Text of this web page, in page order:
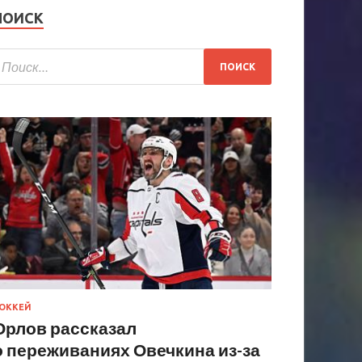
рассказал
переживаниях Овечкина из-за